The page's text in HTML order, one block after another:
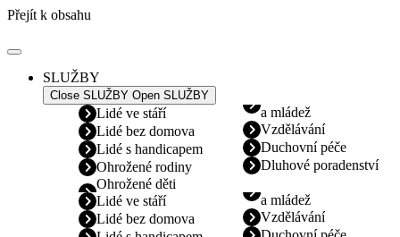
Přejít k obsahu
SLUŽBY
Close SLUŽBY Open SLUŽBY
Lidé ve stáří
Lidé bez domova
Lidé s handicapem
Ohrožené rodiny
Ohrožené děti
a mládež
Vzdělávání
Duchovní péče
Dluhové poradenství
Lidé ve stáří
Lidé bez domova
a mládež
Vzdělávání